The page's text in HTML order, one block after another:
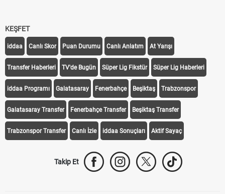
KEŞFET
iddaa Canlı Skor Puan Durumu Canlı Anlatım At Yarışı
Transfer Haberleri TV'de Bugün Süper Lig Fikstür Süper Lig Haberleri
iddaa Programı Galatasaray Fenerbahçe Beşiktaş Trabzonspor
Galatasaray Transfer Fenerbahçe Transfer Beşiktaş Transfer
Trabzonspor Transfer Canlı İzle iddaa Sonuçları Aktif Sayaç
Takip Et